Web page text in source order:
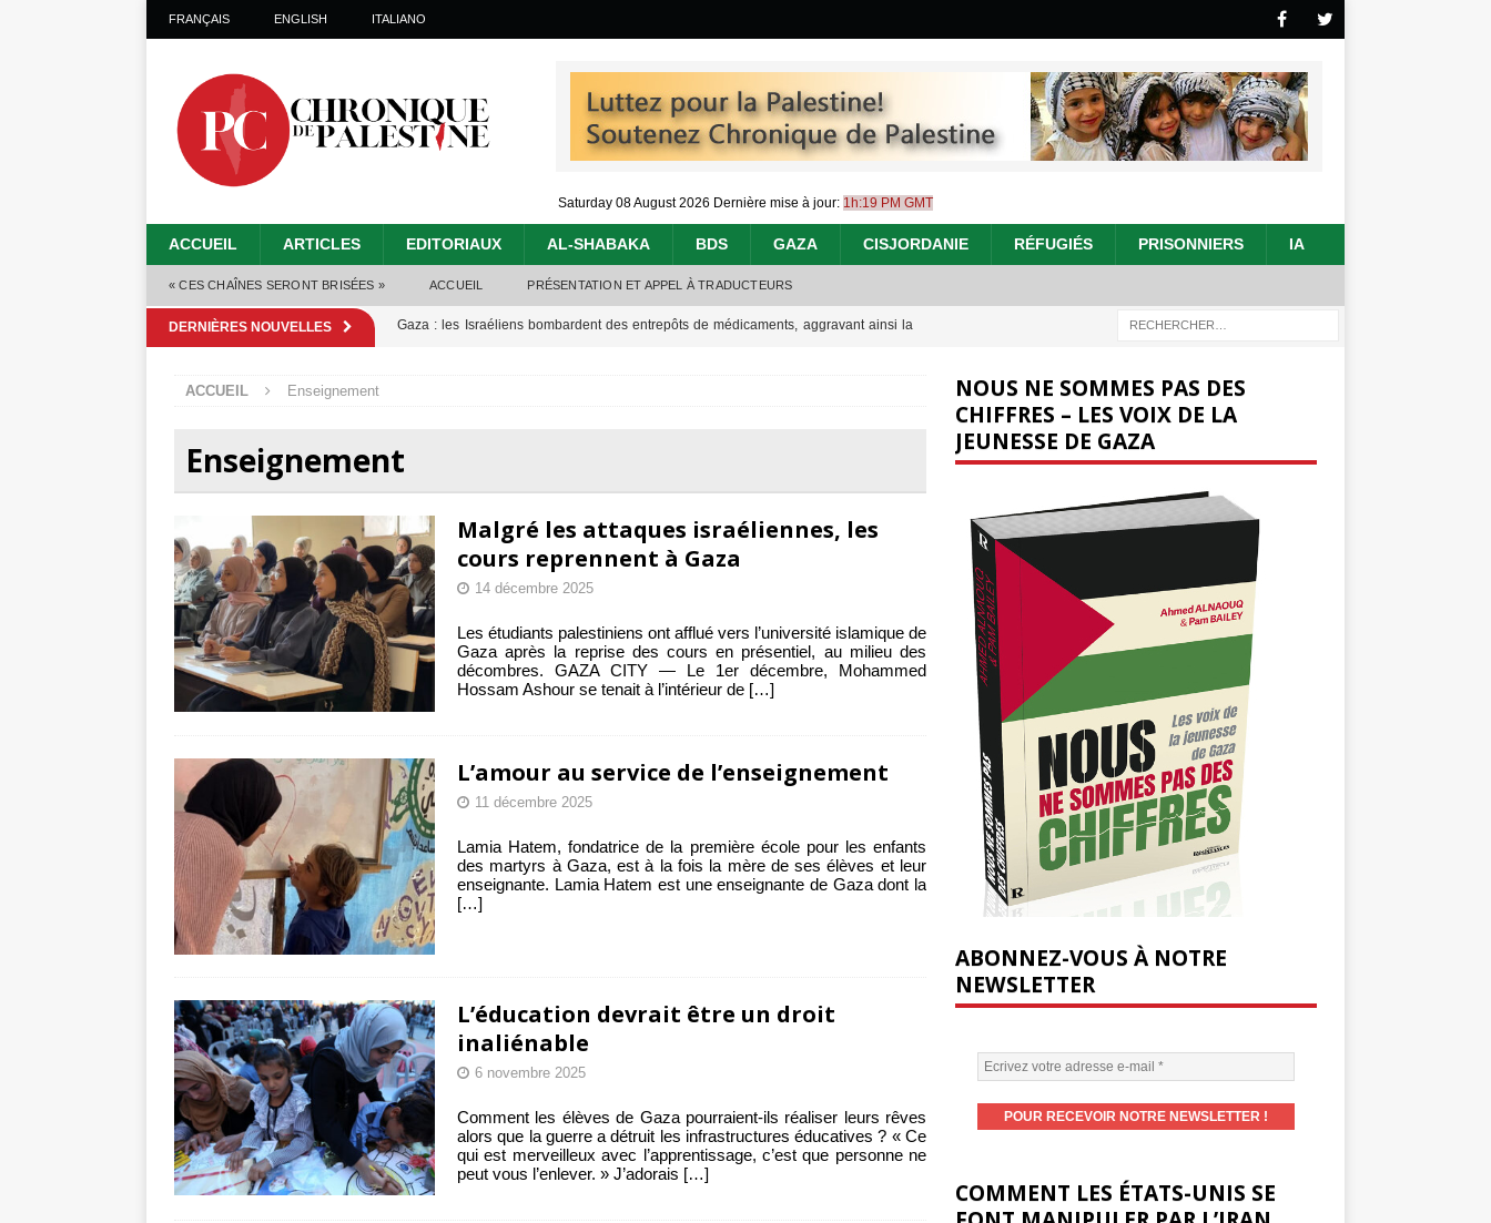
FRANÇAIS ENGLISH ITALIANO
Saturday 08 August 2026 Dernière mise à jour: 1h:19 PM GMT
ACCUEIL ARTICLES EDITORIAUX AL-SHABAKA BDS GAZA CISJORDANIE RÉFUGIÉS PRISONNIERS IA
« CES CHAÎNES SERONT BRISÉES » ACCUEIL PRÉSENTATION ET APPEL À TRADUCTEURS
DERNIÈRES NOUVELLES Gaza : les Israéliens bombardent des entrepôts de médicaments, aggravant ainsi la
Mille jours de génocide : l’histoire de Gaza au-delà des chiffres
Les Israéliens effacent les preuves du génocide à Gaza
La promesse que j’ai faite à Ismail al-Ghoul [ 8 août 2026 ]
ACCUEIL Enseignement
Enseignement
Malgré les attaques israéliennes, les
cours reprennent à Gaza
14 décembre 2025
Les étudiants palestiniens ont afflué vers l’université islamique de
Gaza après la reprise des cours en présentiel, au milieu des
décombres. GAZA CITY — Le 1er décembre, Mohammed
Hossam Ashour se tenait à l’intérieur de […]
L’amour au service de l’enseignement
11 décembre 2025
Lamia Hatem, fondatrice de la première école pour les enfants
des martyrs à Gaza, est à la fois la mère de ses élèves et leur
enseignante. Lamia Hatem est une enseignante de Gaza dont la
[…]
L’éducation devrait être un droit
inaliénable
6 novembre 2025
Comment les élèves de Gaza pourraient-ils réaliser leurs rêves
alors que la guerre a détruit les infrastructures éducatives ? « Ce
qui est merveilleux avec l’apprentissage, c’est que personne ne
peut vous l’enlever. » J’adorais […]
NOUS NE SOMMES PAS DES
CHIFFRES – LES VOIX DE LA
JEUNESSE DE GAZA
ABONNEZ-VOUS À NOTRE
NEWSLETTER
COMMENT LES ÉTATS-UNIS SE